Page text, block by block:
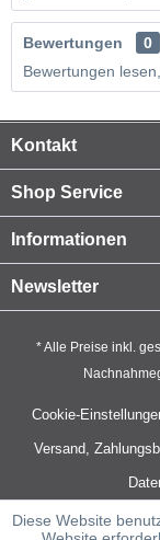
Bewertungen
0
Bewertungen
Kontakt
Shop Service
Informationen
Newsletter
* Alle Preise inkl.
Cookie-
Versand,
Diese Website